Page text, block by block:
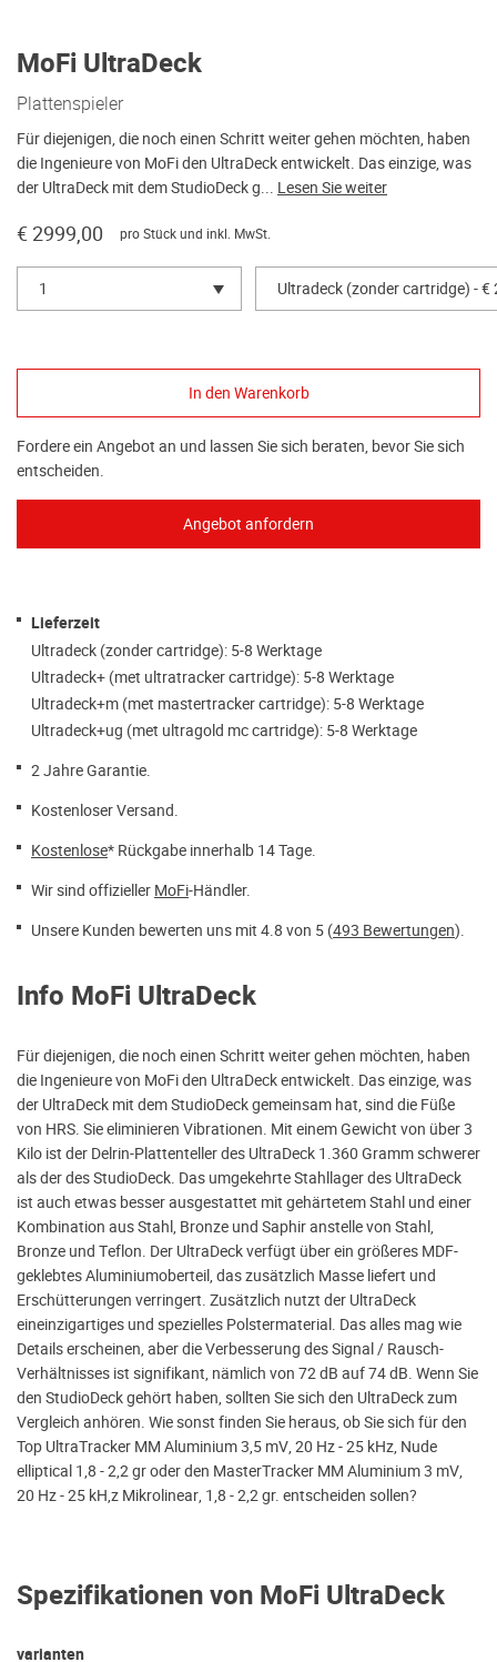
MoFi UltraDeck
Plattenspieler
Für diejenigen, die noch einen Schritt weiter gehen möchten, haben
die Ingenieure von MoFi den UltraDeck entwickelt. Das einzige, was
der UltraDeck mit dem StudioDeck g... Lesen Sie weiter
€ 2999,00 pro Stück und inkl. MwSt.
1 Ultradeck (zonder cartridge) - €
Fordere ein Angebot an und lassen Sie sich beraten, bevor Sie sich
entscheiden.
Lieferzeit
Ultradeck (zonder cartridge): 5-8 Werktage
Ultradeck+ (met ultratracker cartridge): 5-8 Werktage
Ultradeck+m (met mastertracker cartridge): 5-8 Werktage
Ultradeck+ug (met ultragold mc cartridge): 5-8 Werktage
2 Jahre Garantie.
Kostenloser Versand.
Kostenlose* Rückgabe innerhalb 14 Tage.
Wir sind offizieller MoFi-Händler.
Unsere Kunden bewerten uns mit 4.8 von 5 (493 Bewertungen).
Spezifikationen von MoFi UltraDeck
varianten
Info MoFi UltraDeck
Für diejenigen, die noch einen Schritt weiter gehen möchten, haben
die Ingenieure von MoFi den UltraDeck entwickelt. Das einzige, was
der UltraDeck mit dem StudioDeck gemeinsam hat, sind die Füße
von HRS. Sie eliminieren Vibrationen. Mit einem Gewicht von über 3
Kilo ist der Delrin-Plattenteller des UltraDeck 1.360 Gramm schwerer
als der des StudioDeck. Das umgekehrte Stahllager des UltraDeck
ist auch etwas besser ausgestattet mit gehärtetem Stahl und einer
Kombination aus Stahl, Bronze und Saphir anstelle von Stahl,
Bronze und Teflon. Der UltraDeck verfügt über ein größeres MDF-
geklebtes Aluminiumoberteil, das zusätzlich Masse liefert und
Erschütterungen verringert. Zusätzlich nutzt der UltraDeck
eineinzigartiges und spezielles Polstermaterial. Das alles mag wie
Details erscheinen, aber die Verbesserung des Signal / Rausch-
Verhältnisses ist signifikant, nämlich von 72 dB auf 74 dB. Wenn Sie
den StudioDeck gehört haben, sollten Sie sich den UltraDeck zum
Vergleich anhören. Wie sonst finden Sie heraus, ob Sie sich für den
Top UltraTracker MM Aluminium 3,5 mV, 20 Hz - 25 kHz, Nude
elliptical 1,8 - 2,2 gr oder den MasterTracker MM Aluminium 3 mV,
20 Hz - 25 kH,z Mikrolinear, 1,8 - 2,2 gr. entscheiden sollen?